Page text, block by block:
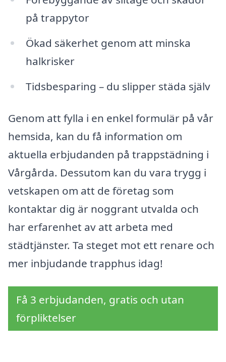
på trappytor
Ökad säkerhet genom att minska
halkrisker
Tidsbesparing – du slipper städa själv
Genom att fylla i en enkel formulär på vår
hemsida, kan du få information om
aktuella erbjudanden på trappstädning i
Vårgårda. Dessutom kan du vara trygg i
vetskapen om att de företag som
kontaktar dig är noggrant utvalda och
har erfarenhet av att arbeta med
städtjänster. Ta steget mot ett renare och
mer inbjudande trapphus idag!
Få 3 erbjudanden, gratis och utan
förpliktelser